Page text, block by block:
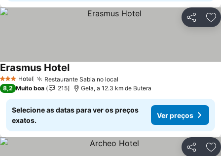
Partilhar
3 EstrelasHotel Restaurante Sabia no local
Erasmus HotelVer preços
8,2 Muito boa 215 Gela, a 12.3 km de Butera
Selecione as datas para ver os preços
exatos.
Ver preços
Partilhar